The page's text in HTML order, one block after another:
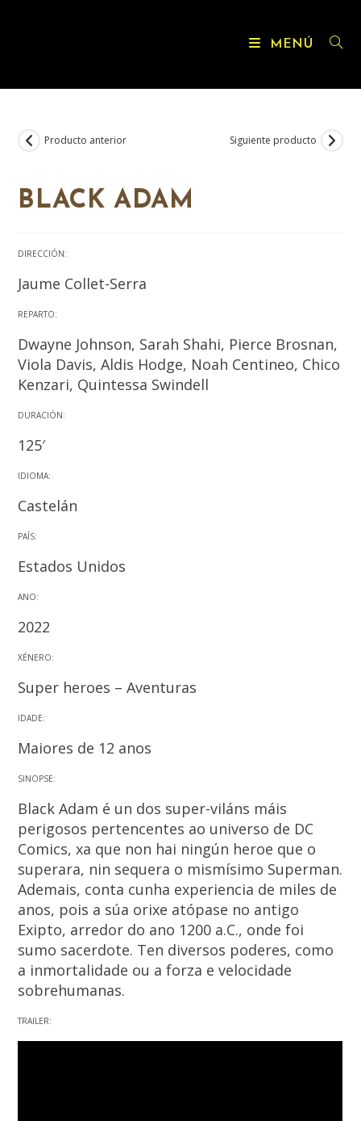
MENÚ
Producto anterior Siguiente producto
BLACK ADAM
DIRECCIÓN:
Jaume Collet-Serra
REPARTO:
Dwayne Johnson, Sarah Shahi, Pierce Brosnan,
Viola Davis, Aldis Hodge, Noah Centineo, Chico
Kenzari, Quintessa Swindell
DURACIÓN:
125′
IDIOMA:
Castelán
PAÍS:
Estados Unidos
ANO:
2022
XÉNERO:
Super heroes – Aventuras
IDADE:
Maiores de 12 anos
SINOPSE:
Black Adam é un dos super-viláns máis
perigosos pertencentes ao universo de DC
Comics, xa que non hai ningún heroe que o
superara, nin sequera o mismísimo Superman.
Ademais, conta cunha experiencia de miles de
anos, pois a súa orixe atópase no antigo
Exipto, arredor do ano 1200 a.C., onde foi
sumo sacerdote. Ten diversos poderes, como
a inmortalidade ou a forza e velocidade
sobrehumanas.
TRAILER: